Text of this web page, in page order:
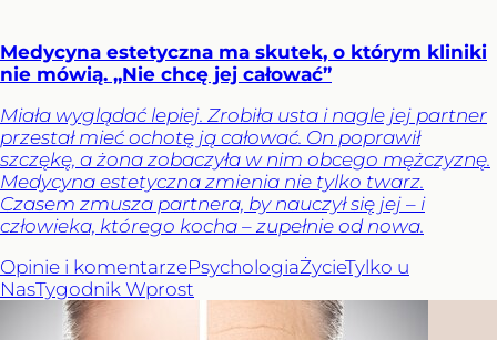
Medycyna estetyczna ma skutek, o którym kliniki
nie mówią. „Nie chcę jej całować”
Miała wyglądać lepiej. Zrobiła usta i nagle jej partner
przestał mieć ochotę ją całować. On poprawił
szczękę, a żona zobaczyła w nim obcego mężczyznę.
Medycyna estetyczna zmienia nie tylko twarz.
Czasem zmusza partnera, by nauczył się jej – i
człowieka, którego kocha – zupełnie od nowa.
Opinie i komentarzePsychologiaŻycieTylko u
NasTygodnik Wprost